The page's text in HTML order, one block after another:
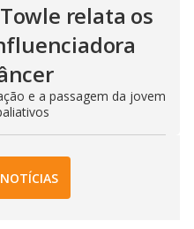
relata os
e a passagem da jovem